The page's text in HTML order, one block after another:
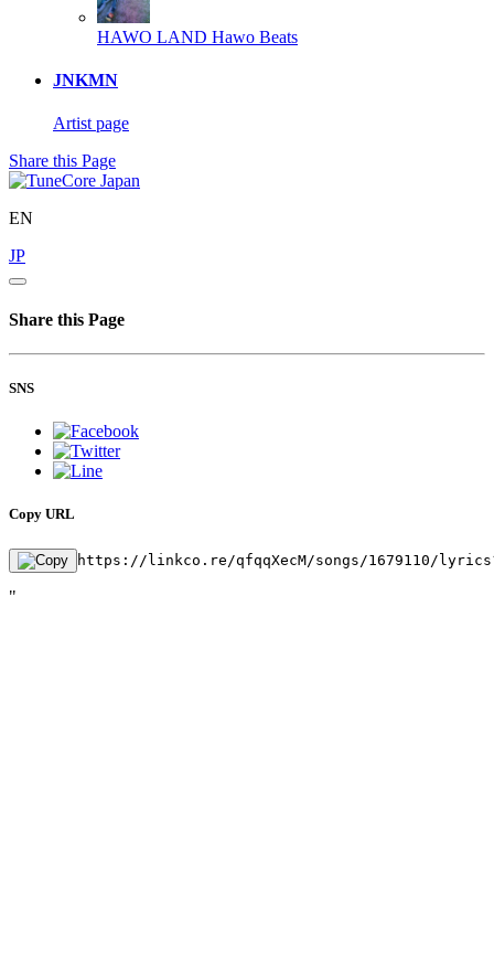
HAWO LAND Hawo Beats
JNKMN
Artist page
Share this Page
EN
JP
Share this Page
SNS
Copy URL
https://linkco.re/qfqqXecM/songs/1679110/
"